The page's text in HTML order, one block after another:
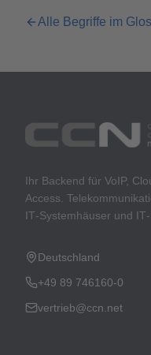
Alle Begriffe im
Ihr Backend für VoIP,
Access.
IT‑Systemhäuser und
Deutschland
+49 89 746160-0
vertrieb@ccn.net